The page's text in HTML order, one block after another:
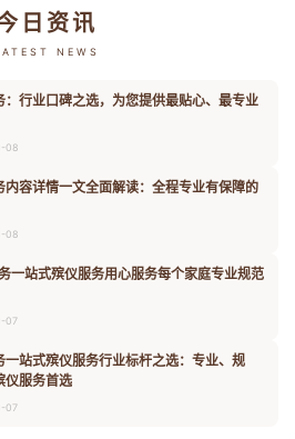
日资讯
NEWS
：行业口碑之选，为您提供最贴心、最专业
08
内容详情一文全面解读：全程专业有保障的
08
一站式殡仪服务用心服务每个家庭专业规范
07
一站式殡仪服务行业标杆之选：专业、规
仪服务首选
07